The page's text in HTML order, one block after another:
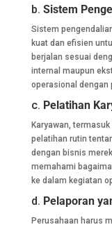
b. Sistem
Sistem
kuat dan efisien
berjalan sesuai
internal maupun
operasional dengan
c. Pelatihan
Karyawan,
pelatihan rutin
dengan bisnis
memahami
ke dalam kegiatan
d. Pelaporan
Perusahaan harus